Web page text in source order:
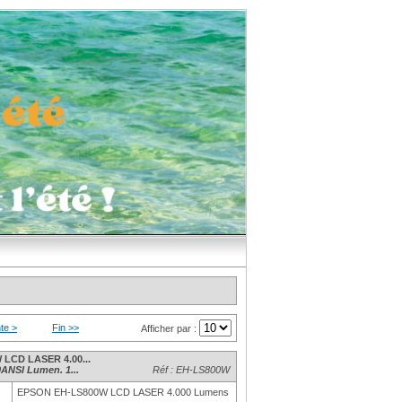
> Fin >> Afficher par :
LCD LASER 4.00...
Lumen. 1...
Réf : EH-LS800W
EPSON EH-LS800W LCD LASER 4.000 Lumens